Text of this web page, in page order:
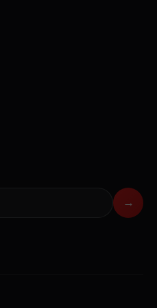
→